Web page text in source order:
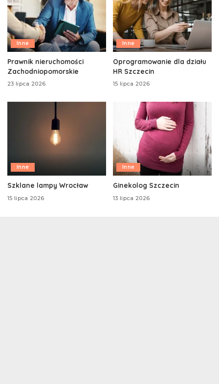
Inne
Prawnik nieruchomości
Zachodniopomorskie
23 lipca 2026
Inne
Oprogramowanie dla działu
HR Szczecin
15 lipca 2026
Inne
Szklane lampy Wrocław
15 lipca 2026
Inne
Ginekolog Szczecin
13 lipca 2026